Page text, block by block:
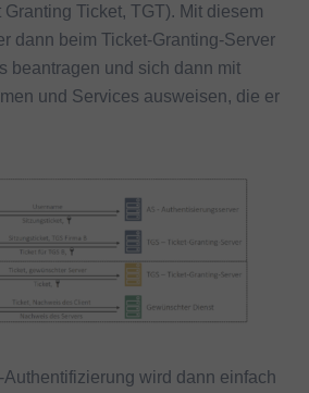
Ticket, TGT). Mit diesem
dann beim Ticket-Granting-Server
beantragen und sich dann mit
und Services ausweisen, die er
wird dann einfach